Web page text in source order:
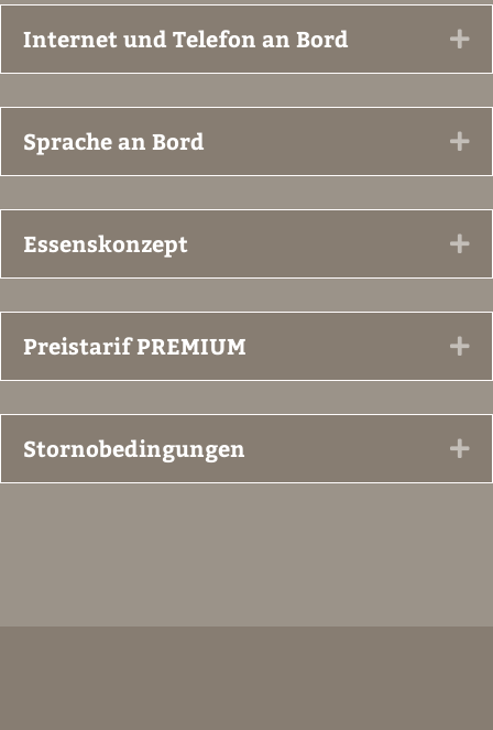
Internet und Telefon an Bord
Sprache an Bord
Essenskonzept
Preistarif PREMIUM
Stornobedingungen